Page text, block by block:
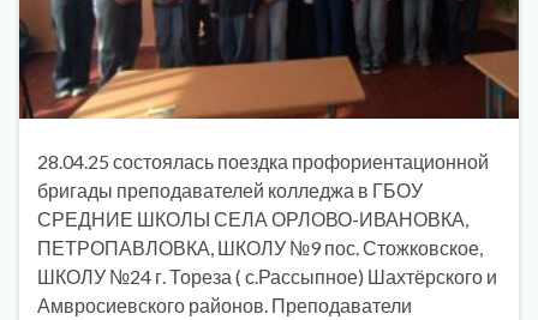
28.04.25 состоялась поездка профориентационной
бригады преподавателей колледжа в ГБОУ
СРЕДНИЕ ШКОЛЫ СЕЛА ОРЛОВО-ИВАНОВКА,
ПЕТРОПАВЛОВКА, ШКОЛУ №9 пос. Стожковское,
ШКОЛУ №24 г. Тореза ( с.Рассыпное) Шахтёрского и
Амвросиевского районов. Преподаватели